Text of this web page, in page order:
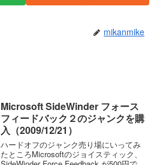
mikanmike
Microsoft SideWinder フォース
フィードバック２のジャンクを購
入（2009/12/21）
ハードオフのジャンク売り場にいってみ
たところMicrosoftのジョイスティック、